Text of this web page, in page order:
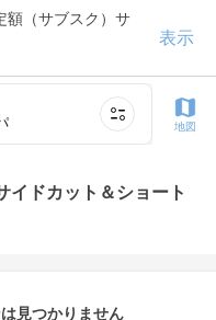
額（サブスク）サ
表示
地図
イドカット＆ショート
見つかりません